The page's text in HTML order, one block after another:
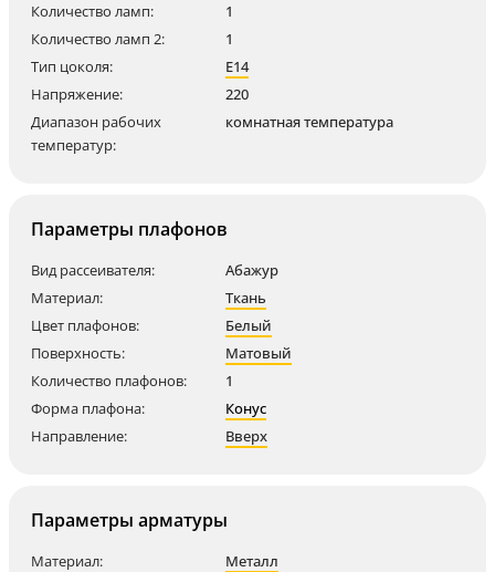
Количество ламп:
1
Количество ламп 2:
1
Тип цоколя:
E14
Напряжение:
220
Диапазон рабочих
температур:
комнатная температура
Параметры плафонов
Вид рассеивателя:
Абажур
Материал:
Ткань
Цвет плафонов:
Белый
Поверхность:
Матовый
Количество плафонов:
1
Форма плафона:
Конус
Направление:
Вверх
Параметры арматуры
Материал:
Металл